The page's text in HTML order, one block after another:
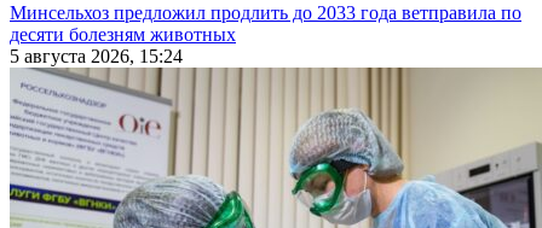
Минсельхоз предложил продлить до 2033 года ветправила по
десяти болезням животных
5 августа 2026, 15:24